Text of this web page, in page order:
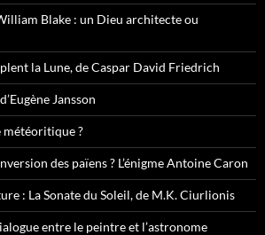
Blake : un Dieu architecte ou
la Lune, de Caspar David Friedrich
Jansson
météoritique ?
des païens ? L’énigme Antoine Caron
: La Sonate du Soleil, de M.K. Ciurlionis
entre le peintre et l’astronome